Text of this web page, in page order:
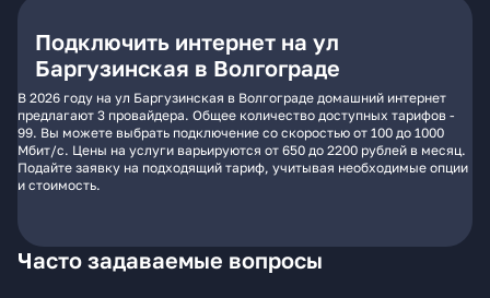
Подключить интернет на ул
Баргузинская в Волгограде
В 2026 году на ул Баргузинская в Волгограде домашний интернет
предлагают 3 провайдера. Общее количество доступных тарифов -
99. Вы можете выбрать подключение со скоростью от 100 до 1000
Мбит/с. Цены на услуги варьируются от 650 до 2200 рублей в месяц.
Подайте заявку на подходящий тариф, учитывая необходимые опции
и стоимость.
Часто задаваемые вопросы